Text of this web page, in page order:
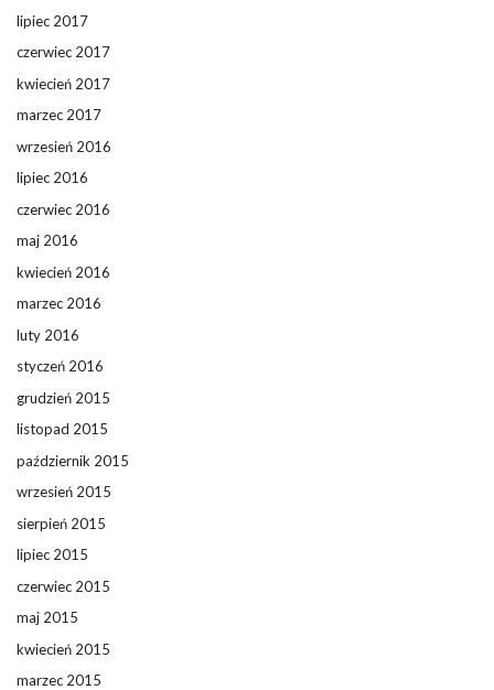
lipiec 2017
czerwiec 2017
kwiecień 2017
marzec 2017
wrzesień 2016
lipiec 2016
czerwiec 2016
maj 2016
kwiecień 2016
marzec 2016
luty 2016
styczeń 2016
grudzień 2015
listopad 2015
październik 2015
wrzesień 2015
sierpień 2015
lipiec 2015
czerwiec 2015
maj 2015
kwiecień 2015
marzec 2015